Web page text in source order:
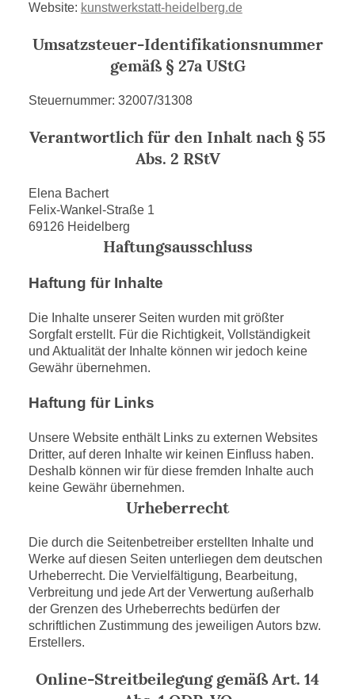
Website: kunstwerkstatt-heidelberg.de
Umsatzsteuer-Identifikationsnummer
gemäß § 27a UStG
Steuernummer: 32007/31308
Verantwortlich für den Inhalt nach § 55
Abs. 2 RStV
Elena Bachert
Felix-Wankel-Straße 1
69126 Heidelberg
Haftungsausschluss
Haftung für Inhalte
Die Inhalte unserer Seiten wurden mit größter
Sorgfalt erstellt. Für die Richtigkeit, Vollständigkeit
und Aktualität der Inhalte können wir jedoch keine
Gewähr übernehmen.
Haftung für Links
Unsere Website enthält Links zu externen Websites
Dritter, auf deren Inhalte wir keinen Einfluss haben.
Deshalb können wir für diese fremden Inhalte auch
keine Gewähr übernehmen.
Urheberrecht
Die durch die Seitenbetreiber erstellten Inhalte und
Werke auf diesen Seiten unterliegen dem deutschen
Urheberrecht. Die Vervielfältigung, Bearbeitung,
Verbreitung und jede Art der Verwertung außerhalb
der Grenzen des Urheberrechts bedürfen der
schriftlichen Zustimmung des jeweiligen Autors bzw.
Erstellers.
Online-Streitbeilegung gemäß Art. 14